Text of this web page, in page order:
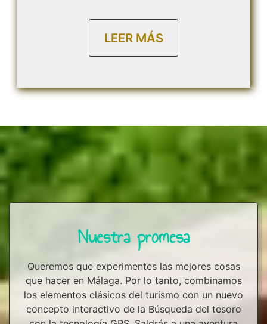
LEER MÁS
Nuestra promesa
Queremos que experimentes las mejores cosas
que hacer en Málaga. Por lo tanto, combinamos
los elementos clásicos del turismo con un nuevo
concepto interactivo de la Búsqueda del tesoro